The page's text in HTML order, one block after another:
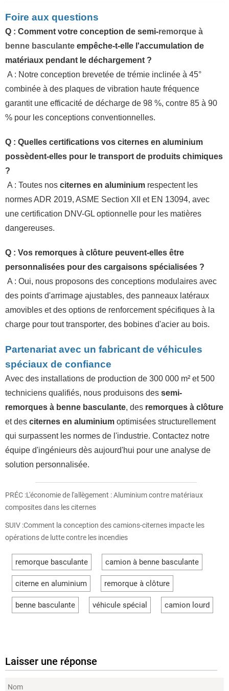
Foire aux questions
Q : Comment votre conception de semi-remorque à
benne basculante empêche-t-elle l'accumulation de
matériaux pendant le déchargement ?
A : Notre conception brevetée de trémie inclinée à 45°
combinée à des plaques de vibration haute fréquence
garantit une efficacité de décharge de 98 %, contre 85 à 90
% pour les conceptions conventionnelles.
Q : Quelles certifications vos citernes en aluminium
possèdent-elles pour le transport de produits chimiques
?
A : Toutes nos citernes en aluminium respectent les
normes ADR 2019, ASME Section XII et EN 13094, avec
une certification DNV-GL optionnelle pour les matières
dangereuses.
Q : Vos remorques à clôture peuvent-elles être
personnalisées pour des cargaisons spécialisées ?
A : Oui, nous proposons des conceptions modulaires avec
des points d'arrimage ajustables, des panneaux latéraux
amovibles et des options de renforcement spécifiques à la
charge pour tout transporter, des bobines d'acier au bois.
Partenariat avec un fabricant de véhicules
spéciaux de confiance
Avec des installations de production de 300 000 m² et 500
techniciens qualifiés, nous produisons des semi-
remorques à benne basculante, des remorques à clôture
et des citernes en aluminium optimisées structurellement
qui surpassent les normes de l'industrie. Contactez notre
équipe d'ingénieurs dès aujourd'hui pour une analyse de
solution personnalisée.
PRÉC :L'économie de l'allègement : Aluminium contre matériaux
composites dans les citernes
SUIV :Comment la conception des camions-citernes impacte les
opérations de lutte contre les incendies
remorque basculante camion à benne basculante
citerne en aluminium remorque à clôture
benne basculante véhicule spécial camion lourd
Laisser une réponse